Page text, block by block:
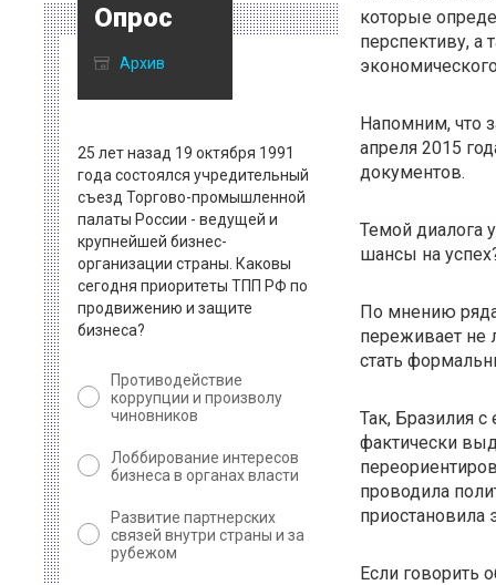
Опрос
Архив
25 лет назад 19 октября 1991
года состоялся учредительный
съезд Торгово-промышленной
палаты России - ведущей и
крупнейшей бизнес-
организации страны. Каковы
сегодня приоритеты ТПП РФ по
продвижению и защите
бизнеса?
Противодействие
коррупции и произволу
чиновников
Лоббирование интересов
бизнеса в органах власти
Развитие партнерских
связей внутри страны и за
рубежом
которые
перспективу,
Напомним, что
апреля 2015
документов.
Темой диалога
шансы на
По мнению ряда
переживает не
стать
Так, Бразилия
фактически
проводила
приостановила
Если говорить